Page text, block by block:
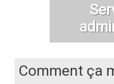
Comment ça